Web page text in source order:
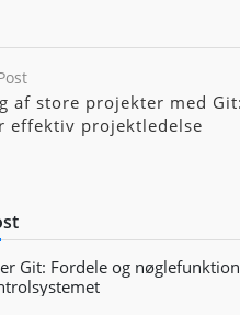
af store projekter med
effektiv projektledelse
Git: Fordele og